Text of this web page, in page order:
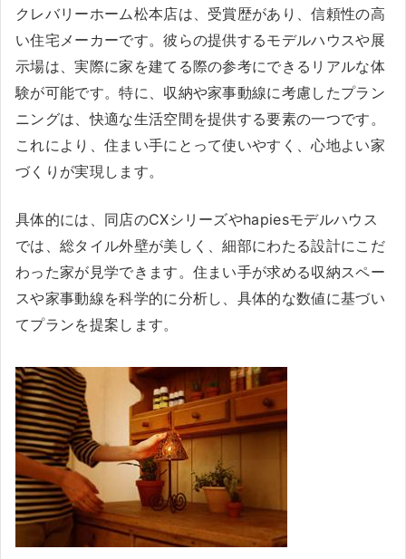
クレバリーホーム松本店は、受賞歴があり、信頼性の高
い住宅メーカーです。彼らの提供するモデルハウスや展
示場は、実際に家を建てる際の参考にできるリアルな体
験が可能です。特に、収納や家事動線に考慮したプラン
ニングは、快適な生活空間を提供する要素の一つです。
これにより、住まい手にとって使いやすく、心地よい家
づくりが実現します。
具体的には、同店のCXシリーズやhapiesモデルハウス
では、総タイル外壁が美しく、細部にわたる設計にこだ
わった家が見学できます。住まい手が求める収納スペー
スや家事動線を科学的に分析し、具体的な数値に基づい
てプランを提案します。